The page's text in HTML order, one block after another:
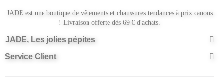
JADE est une boutique de vêtements et chaussures tendances à prix canons
! Livraison offerte dès 69 € d'achats.
JADE, Les jolies pépites
Service Client